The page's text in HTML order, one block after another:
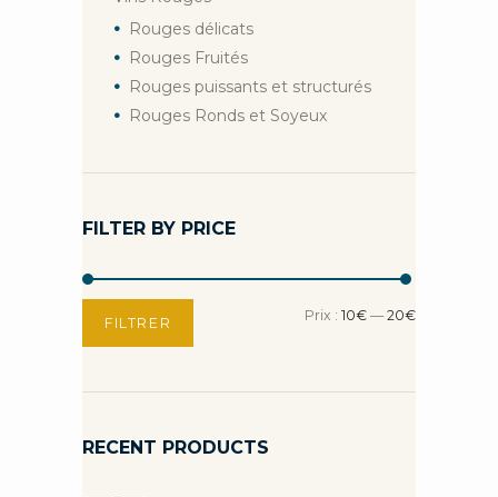
Rouges délicats
Rouges Fruités
Rouges puissants et structurés
Rouges Ronds et Soyeux
FILTER BY PRICE
Prix
Prix
FILTRER Prix : 10€ —20€
RECENT PRODUCTS